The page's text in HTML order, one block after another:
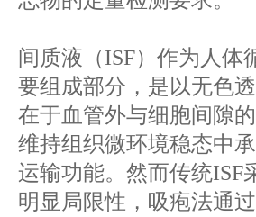
间质液（ISF）作为人体
要组成部分，是以无色
在于血管外与细胞间隙
维持组织微环境稳态中
运输功能。然而传统ISF
明显局限性，吸疱法通